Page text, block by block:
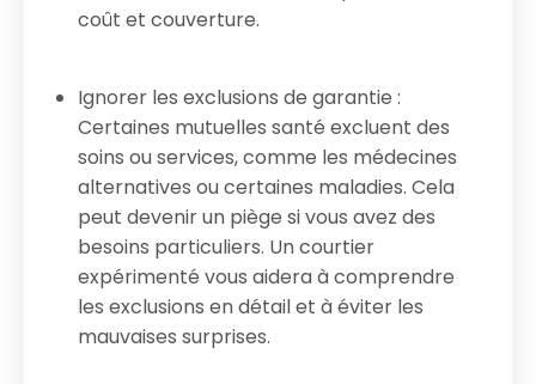
coût et couverture.
Ignorer les exclusions de garantie :
Certaines mutuelles santé excluent des
soins ou services, comme les médecines
alternatives ou certaines maladies. Cela
peut devenir un piège si vous avez des
besoins particuliers. Un courtier
expérimenté vous aidera à comprendre
les exclusions en détail et à éviter les
mauvaises surprises.